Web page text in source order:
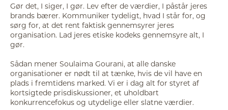
Gør det, I siger, I gør. Lev efter de værdier, I påstår jeres
brands bærer. Kommuniker tydeligt, hvad I står for, og
sørg for, at det rent faktisk gennemsyrer jeres
organisation. Lad jeres etiske kodeks gennemsyre alt, I
gør.
Sådan mener Soulaima Gourani, at alle danske
organisationer er nødt til at tænke, hvis de vil have en
plads i fremtidens marked. Vi er i dag alt for styret af
kortsigtede prisdiskussioner, et uholdbart
konkurrencefokus og utydelige eller slatne værdier.